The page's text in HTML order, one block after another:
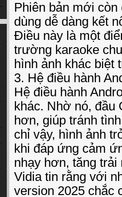
Phiên bản mới
dùng dễ dàng kết
Điều này là một
trường karaoke
hình ảnh khác biệt
3. Hệ điều hành
Hệ điều hành
khác. Nhờ nó, đầu
hơn, giúp tránh
chỉ vậy, hình ảnh
khi đáp ứng cảm
nhạy hơn, tăng
Vidia tin rằng với
version 2025 chắc